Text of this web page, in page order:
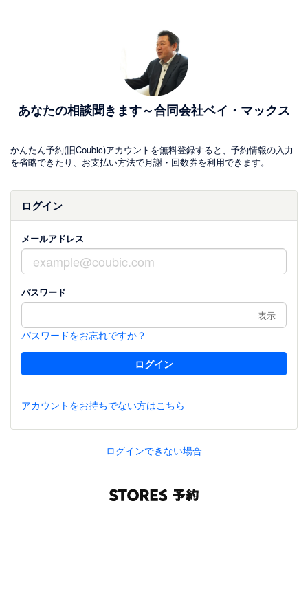
あなたの相談聞きます～合同会社ベイ・マックス
かんたん予約(旧Coubic)アカウントを無料登録すると、予約情報の入力
を省略できたり、お支払い方法で月謝・回数券を利用できます。
ログイン
メールアドレス
パスワード
表示
パスワードをお忘れですか？
アカウントをお持ちでない方はこちら
ログインできない場合